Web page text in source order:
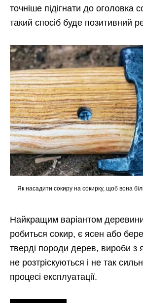
точніше підігнати до оголовка
такий спосіб буде позитивний
Як насадити сокиру на сокирку, щоб вона
Найкращим варіантом
робиться сокир, є ясен або
тверді породи дерев, вироби з
не розтріскуються і не так
процесі експлуатації.